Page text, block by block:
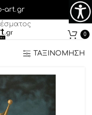
art.gr
0
ΤΑΞΙΝΟΜΗΣΗ